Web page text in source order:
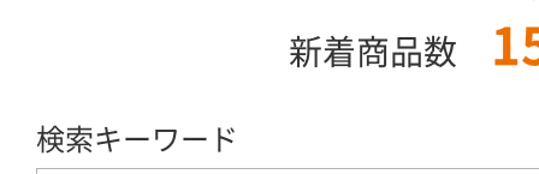
新着商品数
検索キーワード